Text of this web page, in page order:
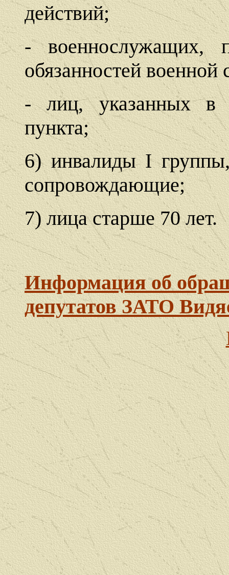
действий;
- военнослужащих,
обязанностей
- лиц, указанных в
пункта;
6) инвалиды I
сопровождающие;
7) лица старше 70 лет.
Информация об
депутатов ЗАТО